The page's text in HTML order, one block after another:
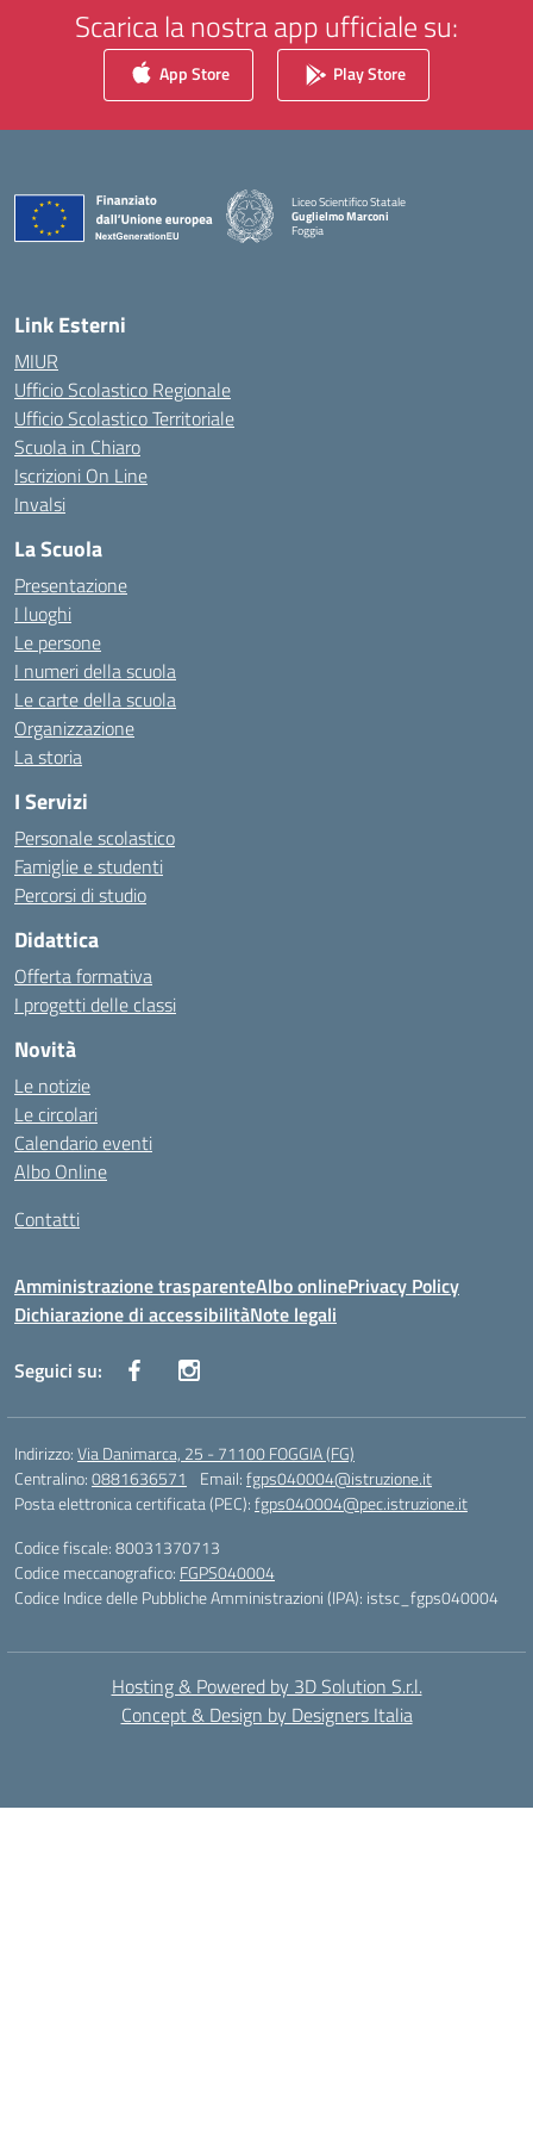
Scarica la nostra app ufficiale su:
App Store Play Store
Liceo Scientifico Statale
Guglielmo Marconi
Foggia
— Visita la pagina iniziale della scuola
Link Esterni
MIUR
Ufficio Scolastico Regionale
Ufficio Scolastico Territoriale
Scuola in Chiaro
Iscrizioni On Line
Invalsi
La Scuola
Presentazione
I luoghi
Le persone
I numeri della scuola
Le carte della scuola
Organizzazione
La storia
I Servizi
Personale scolastico
Famiglie e studenti
Percorsi di studio
Didattica
Offerta formativa
I progetti delle classi
Novità
Le notizie
Le circolari
Calendario eventi
Albo Online
Contatti
Amministrazione trasparenteAlbo onlinePrivacy Policy
Dichiarazione di accessibilitàNote legali
Seguici su:
Indirizzo:Via Danimarca, 25 - 71100 FOGGIA (FG)
Centralino:0881636571 Email:fgps040004@istruzione.it
Posta elettronica certificata (PEC):fgps040004@pec.istruzione.it
Codice fiscale: 80031370713
Codice meccanografico: FGPS040004
Codice Indice delle Pubbliche Amministrazioni (IPA): istsc_fgps040004
Hosting & Powered by 3D Solution S.r.l.
Concept & Design by Designers Italia